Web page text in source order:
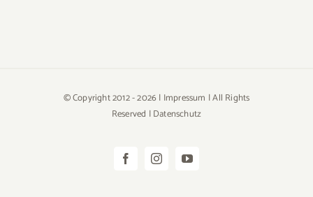
© Copyright 2012 -2026 | Impressum | All Rights
Reserved |Datenschutz
FacebookInstagramYouTube